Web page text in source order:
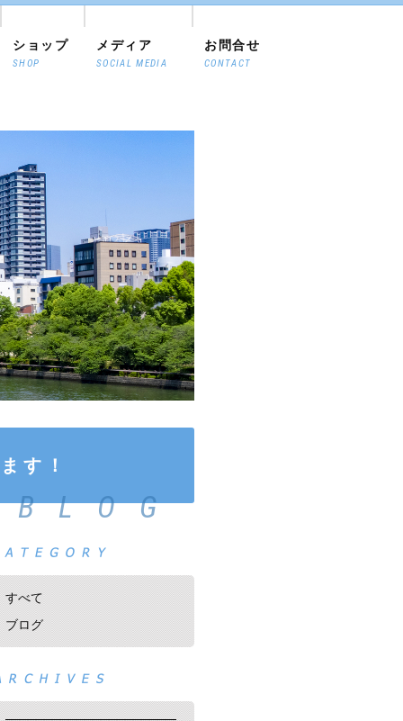
ショップ
SHOP
メディア
SOCIAL MEDIA
お問合せ
CONTACT
す！
BLOG
すべて
ブログ